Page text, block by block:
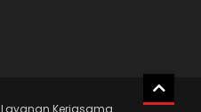
Layanan Kerjasama